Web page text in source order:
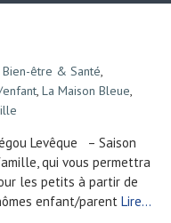
Bien-être & Santé,
, La Maison Bleue,
Levêque – Saison
qui vous permettra
les petits à partir de
enfant/parent Lire…